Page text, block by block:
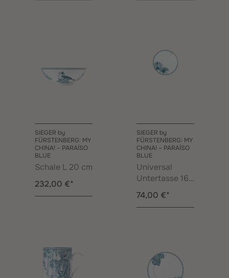
SIEGER by
FÜRSTENBERG: MY
CHINA! – PARAÍSO
BLUE
Schale L 20 cm
232,00 €*
SIEGER by
FÜRSTENBERG: MY
CHINA! – PARAÍSO
BLUE
Universal
Untertasse 16
74,00 €*